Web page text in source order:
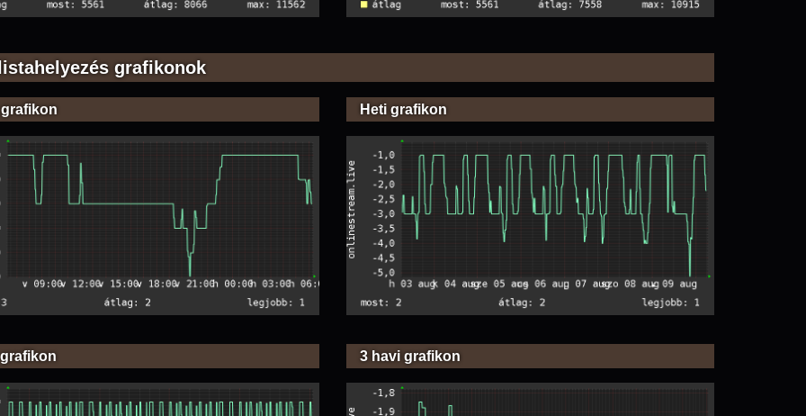
grafikonok
Heti grafikon
3 havi grafikon